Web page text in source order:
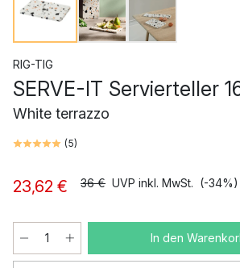
RIG-TIG
SERVE-IT Servierteller
White terrazzo
(5)
23,62 € 36 € UVP inkl. MwSt. (-34%)
In den